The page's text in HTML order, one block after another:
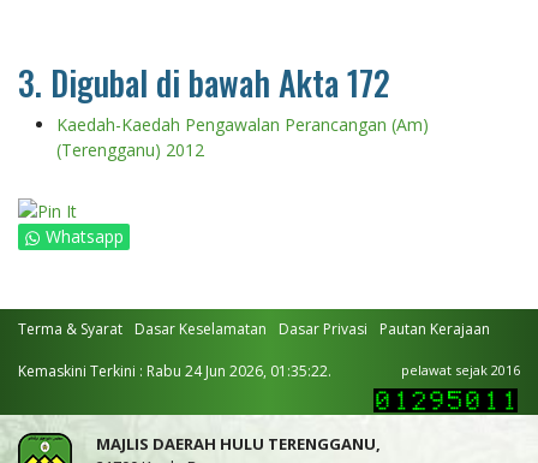
3. Digubal di bawah Akta 172
Kaedah-Kaedah Pengawalan Perancangan (Am)
(Terengganu) 2012
Whatsapp
Terma & Syarat Dasar Keselamatan Dasar Privasi Pautan Kerajaan
Kemaskini Terkini : Rabu 24 Jun 2026, 01:35:22. pelawat sejak 2016
MAJLIS DAERAH HULU TERENGGANU,